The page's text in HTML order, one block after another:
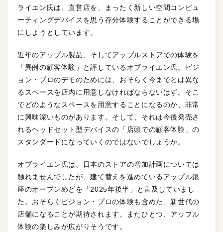
ライエン氏は、直営店を、まったく新しい空間コンピュ
ーティングデバイスを思う存分体験することができる場
にしようとしています。
近年のアップル製品、そしてアップルストアでの体験を
「異例の顧客体験」と評しているオブライエン氏。ビジ
ョン・プロのデモのためには、おそらく今までとは異な
るスペースを店内に用意しなければならないはず。そこ
でどのようなスペースを用意することになるのか、非常
に興味深いものがあります。そして、それは今後発売さ
れるヘッドセット型デバイスの「店頭での顧客体験」の
スタンダードになっていくのではないでしょうか。
オブライエン氏は、日本のストアの増加計画については
触れませんでしたが、建て替えを進めているアップル銀
座のオープンめどを「2025年後半」と言及していまし
た。おそらくビジョン・プロの体験も含めた、新世代の
店舗になることが期待されます。またひとつ、アップル
体験の楽しみが広がりそうです。